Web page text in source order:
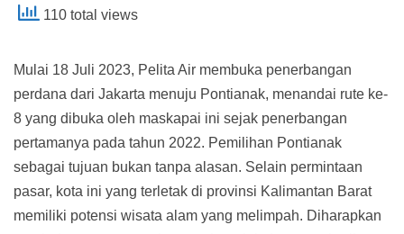
110 total views
Mulai 18 Juli 2023, Pelita Air membuka penerbangan
perdana dari Jakarta menuju Pontianak, menandai rute ke-
8 yang dibuka oleh maskapai ini sejak penerbangan
pertamanya pada tahun 2022. Pemilihan Pontianak
sebagai tujuan bukan tanpa alasan. Selain permintaan
pasar, kota ini yang terletak di provinsi Kalimantan Barat
memiliki potensi wisata alam yang melimpah. Diharapkan